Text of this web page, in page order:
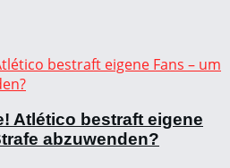
Atlético bestraft eigene
abzuwenden?